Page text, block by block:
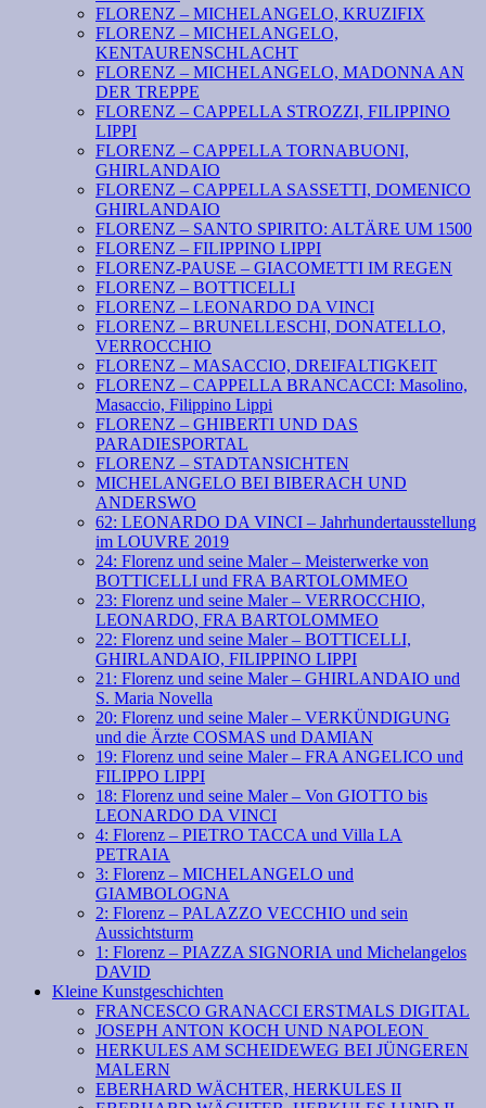
FLORENZ – MICHELANGELO, KRUZIFIX
FLORENZ – MICHELANGELO,
KENTAURENSCHLACHT
FLORENZ – MICHELANGELO, MADONNA AN
DER TREPPE
FLORENZ – CAPPELLA STROZZI, FILIPPINO
LIPPI
FLORENZ – CAPPELLA TORNABUONI,
GHIRLANDAIO
FLORENZ – CAPPELLA SASSETTI, DOMENICO
GHIRLANDAIO
FLORENZ – SANTO SPIRITO: ALTÄRE UM 1500
FLORENZ – FILIPPINO LIPPI
FLORENZ-PAUSE – GIACOMETTI IM REGEN
FLORENZ – BOTTICELLI
FLORENZ – LEONARDO DA VINCI
FLORENZ – BRUNELLESCHI, DONATELLO,
VERROCCHIO
FLORENZ – MASACCIO, DREIFALTIGKEIT
FLORENZ – CAPPELLA BRANCACCI: Masolino,
Masaccio, Filippino Lippi
FLORENZ – GHIBERTI UND DAS
PARADIESPORTAL
FLORENZ – STADTANSICHTEN
MICHELANGELO BEI BIBERACH UND
ANDERSWO
62: LEONARDO DA VINCI – Jahrhundertausstellung
im LOUVRE 2019
24: Florenz und seine Maler – Meisterwerke von
BOTTICELLI und FRA BARTOLOMMEO
23: Florenz und seine Maler – VERROCCHIO,
LEONARDO, FRA BARTOLOMMEO
22: Florenz und seine Maler – BOTTICELLI,
GHIRLANDAIO, FILIPPINO LIPPI
21: Florenz und seine Maler – GHIRLANDAIO und
S. Maria Novella
20: Florenz und seine Maler – VERKÜNDIGUNG
und die Ärzte COSMAS und DAMIAN
19: Florenz und seine Maler – FRA ANGELICO und
FILIPPO LIPPI
18: Florenz und seine Maler – Von GIOTTO bis
LEONARDO DA VINCI
4: Florenz – PIETRO TACCA und Villa LA
PETRAIA
3: Florenz – MICHELANGELO und
GIAMBOLOGNA
2: Florenz – PALAZZO VECCHIO und sein
Aussichtsturm
1: Florenz – PIAZZA SIGNORIA und Michelangelos
DAVID
Kleine Kunstgeschichten
FRANCESCO GRANACCI ERSTMALS DIGITAL
JOSEPH ANTON KOCH UND NAPOLEON
HERKULES AM SCHEIDEWEG BEI JÜNGEREN
MALERN
EBERHARD WÄCHTER, HERKULES II